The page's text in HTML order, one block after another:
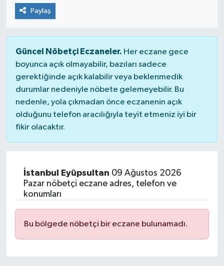
Paylaş
Güncel Nöbetçi Eczaneler. Her eczane gece
boyunca açık olmayabilir, bazıları sadece
gerektiğinde açık kalabilir veya beklenmedik
durumlar nedeniyle nöbete gelemeyebilir. Bu
nedenle, yola çıkmadan önce eczanenin açık
olduğunu telefon aracılığıyla teyit etmeniz iyi bir
fikir olacaktır.
İstanbul Eyüpsultan 09 Ağustos 2026
Pazar nöbetçi eczane adres, telefon ve
konumları
Bu bölgede nöbetçi bir eczane bulunamadı.